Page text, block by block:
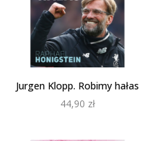
Jurgen Klopp. Robimy hałas
44,90 zł